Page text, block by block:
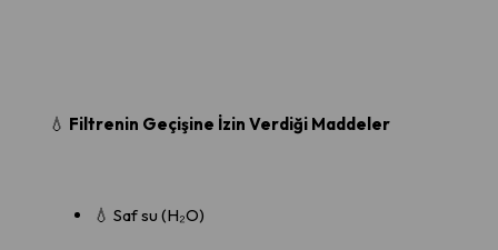
💧 Filtrenin Geçişine İzin Verdiği Maddeler
💧 Saf su (H₂O)